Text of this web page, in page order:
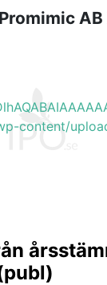
AB
content/